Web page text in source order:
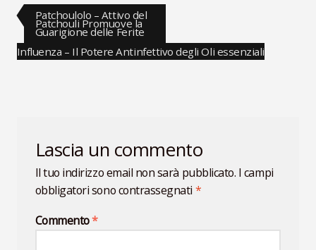
Navigazione
articoli
Articolo
precedente:
Patchoulolo – Attivo del
Patchouli Promuove la
Guarigione delle Ferite
Articolo
Influenza – Il Potere Antinfettivo degli Oli essenziali
Lascia un commento
Il tuo indirizzo email non sarà pubblicato. I campi
obbligatori sono contrassegnati *
Commento*